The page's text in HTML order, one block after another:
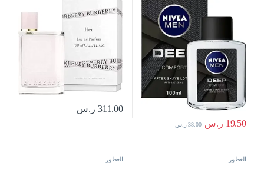
19.50 ر.س 38.00 ر.س
311.00 ر.س
العطور العطور